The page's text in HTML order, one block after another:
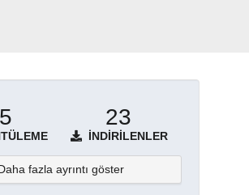
23
İNDIRILENLER
fazla ayrıntı göster